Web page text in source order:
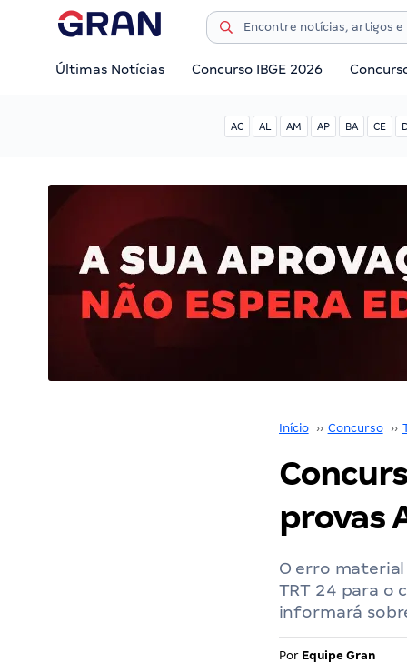
Últimas Notícias Concurso IBGE 2026
AC AL AM AP BA CE
Início ›› Concurso ››
provas
O erro
TRT 24 para o
informará
Por Equipe Gran